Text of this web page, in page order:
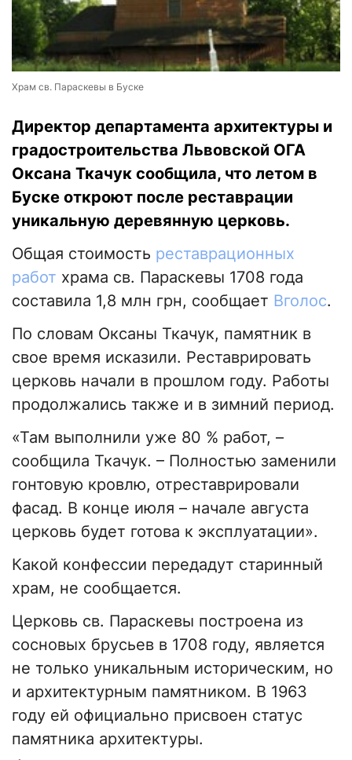
Храм св. Параскевы в Буске
Директор департамента архитектуры и
градостроительства Львовской ОГА
Оксана Ткачук сообщила, что летом в
Буске откроют после реставрации
уникальную деревянную церковь.
Общая стоимость реставрационных
работ храма св. Параскевы 1708 года
составила 1,8 млн грн, сообщает Вголос.
По словам Оксаны Ткачук, памятник в
свое время исказили. Реставрировать
церковь начали в прошлом году. Работы
продолжались также и в зимний период.
«Там выполнили уже 80 % работ, –
сообщила Ткачук. – Полностью заменили
гонтовую кровлю, отреставрировали
фасад. В конце июля – начале августа
церковь будет готова к эксплуатации».
Какой конфессии передадут старинный
храм, не сообщается.
Церковь св. Параскевы построена из
сосновых брусьев в 1708 году, является
не только уникальным историческим, но
и архитектурным памятником. В 1963
году ей официально присвоен статус
памятника архитектуры.